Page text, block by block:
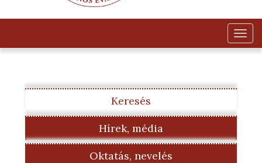
Keresés
Hírek, média
Oktatás, nevelés